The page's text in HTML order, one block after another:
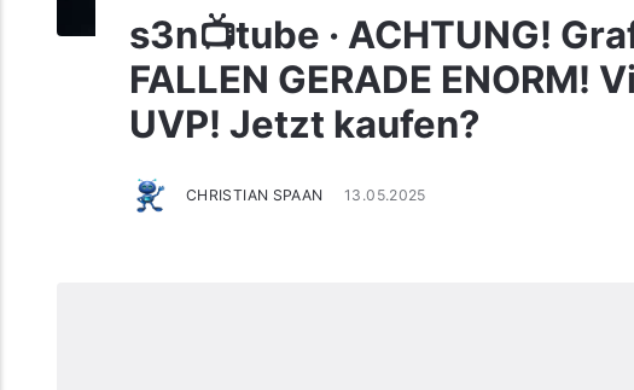
s3n📺tube · ACHTUNG!
FALLEN GERADE ENORM!
UVP! Jetzt kaufen?
CHRISTIAN SPAAN 13.05.2025